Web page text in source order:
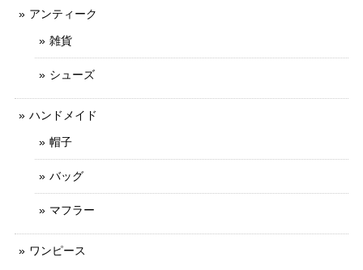
アンティーク
雑貨
シューズ
ハンドメイド
帽子
バッグ
マフラー
ワンピース